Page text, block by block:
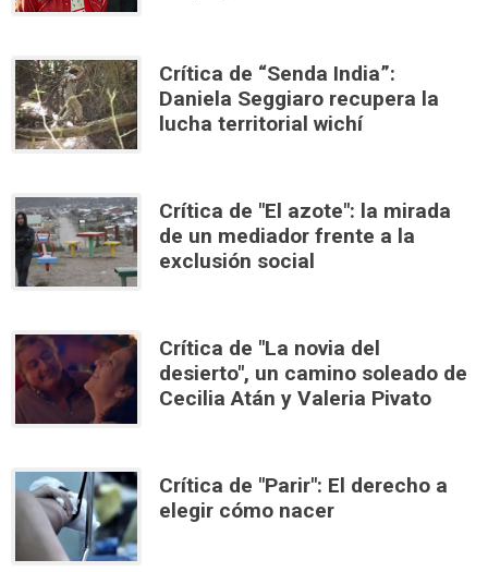
Crítica de “Senda India”:
Daniela Seggiaro recupera la
lucha territorial wichí
Crítica de "El azote": la mirada
de un mediador frente a la
exclusión social
Crítica de "La novia del
desierto", un camino soleado de
Cecilia Atán y Valeria Pivato
Crítica de "Parir": El derecho a
elegir cómo nacer